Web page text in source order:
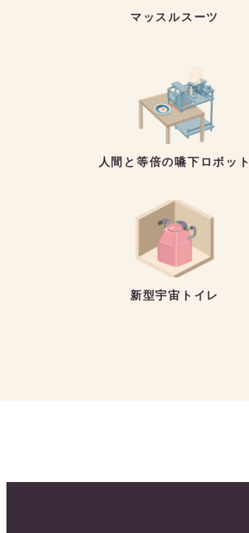
マッスルスーツ
人間と等倍の嚥下ロボット
新型宇宙トイレ